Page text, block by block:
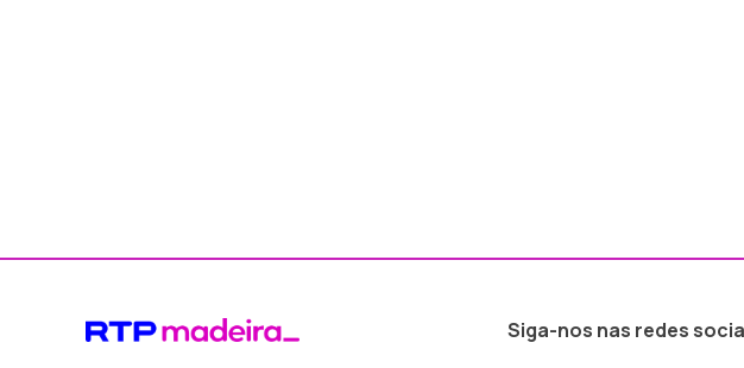
Siga-nos nas redes